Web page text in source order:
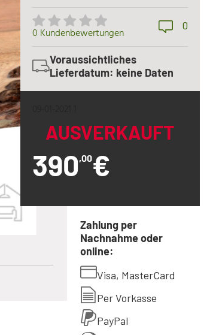
0 Kundenbewertungen
0
Voraussichtliches
Lieferdatum: keine Daten
AUSVERKAUFT
390,00€
Zahlung per
Nachnahme oder
online:
Visa, MasterCard
Per Vorkasse
PayPal